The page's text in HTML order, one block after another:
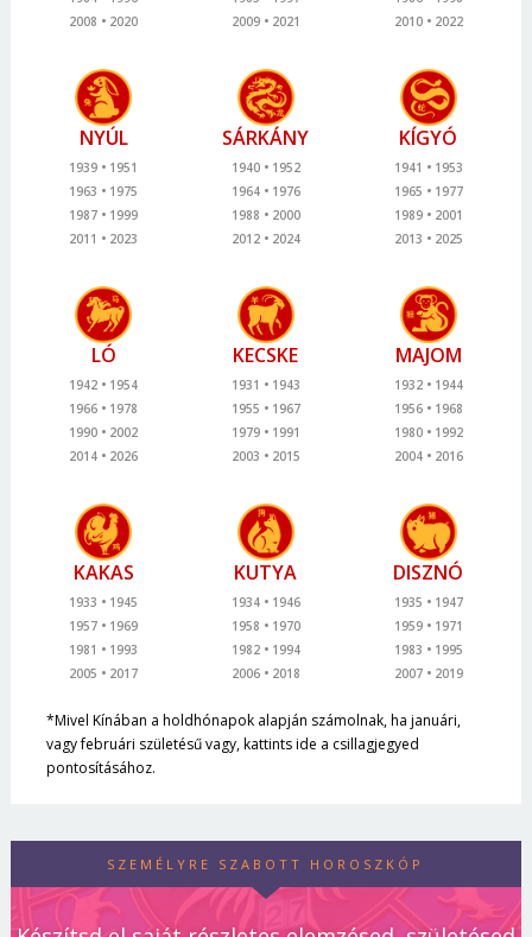
2008
2020
2009
2021
2010
2022
NYÚL
1939
1951
1963
1975
1987
1999
2011
2023
SÁRKÁNY
1940
1952
1964
1976
1988
2000
2012
2024
KÍGYÓ
1941
1953
1965
1977
1989
2001
2013
2025
LÓ
1942
1954
1966
1978
1990
2002
2014
2026
KECSKE
1931
1943
1955
1967
1979
1991
2003
2015
MAJOM
1932
1944
1956
1968
1980
1992
2004
2016
KAKAS
1933
1945
1957
1969
1981
1993
2005
2017
KUTYA
1934
1946
1958
1970
1982
1994
2006
2018
DISZNÓ
1935
1947
1959
1971
1983
1995
2007
2019
*Mivel Kínában a holdhónapok alapján számolnak, ha januári,
vagy februári születésű vagy, kattints ide a csillagjegyed
pontosításához.
SZEMÉLYRE SZABOTT HOROSZKÓP